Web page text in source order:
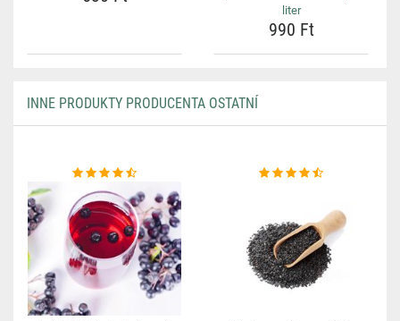
liter
990 Ft
INNE PRODUKTY PRODUCENTA OSTATNÍ